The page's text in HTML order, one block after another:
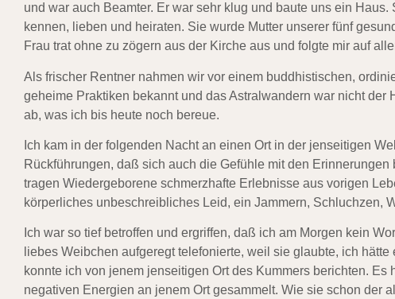
und war auch Beamter. Er war sehr klug und baute uns ein
kennen, lieben und heiraten. Sie wurde Mutter unserer fünf
Frau trat ohne zu zögern aus der Kirche aus und folgte mir auf
Als frischer Rentner nahmen wir vor einem buddhistischen,
geheime Praktiken bekannt und das Astralwandern war nicht
ab, was ich bis heute noch bereue.
Ich kam in der folgenden Nacht an einen Ort in der jenseitigen
Rückführungen, daß sich auch die Gefühle mit den
tragen Wiedergeborene schmerzhafte Erlebnisse aus vorigen
körperliches unbeschreibliches Leid, ein Jammern, Schluchzen,
Ich war so tief betroffen und ergriffen, daß ich am Morgen kein
liebes Weibchen aufgeregt telefonierte, weil sie glaubte, ich
konnte ich von jenem jenseitigen Ort des Kummers berichten.
negativen Energien an jenem Ort gesammelt. Wie sie schon der